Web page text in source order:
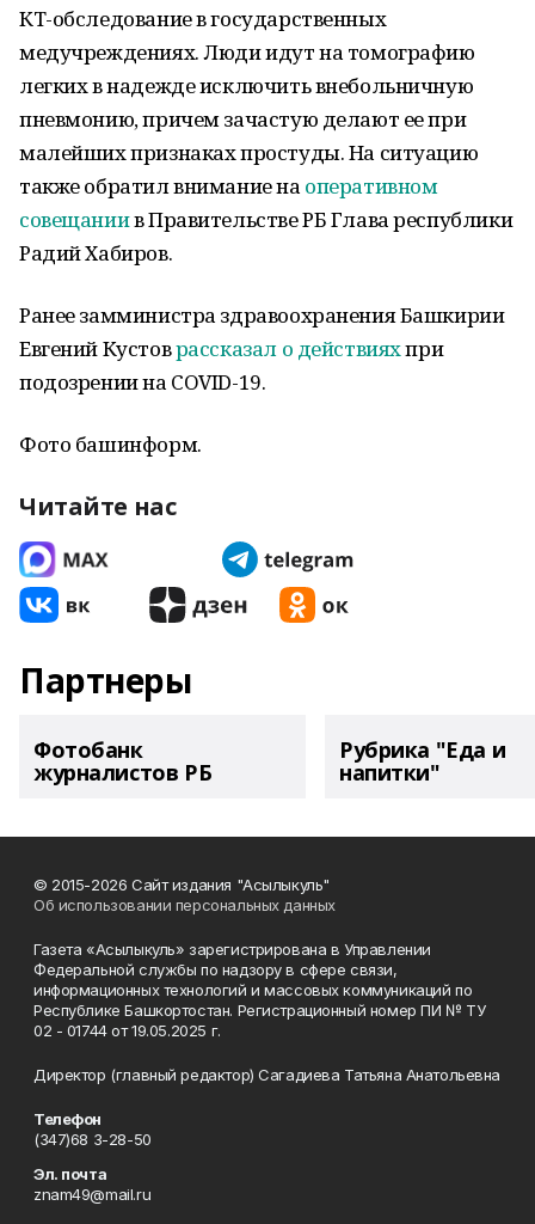
КТ-обследование в государственных
медучреждениях. Люди идут на томографию
легких в надежде исключить внебольничную
пневмонию, причем зачастую делают ее при
малейших признаках простуды. На ситуацию
также обратил внимание на оперативном
совещаниив Правительстве РБ Глава республики
Радий Хабиров.
Ранее замминистра здравоохранения Башкирии
Евгений Кустоврассказал о действияхпри
подозрении на COVID-19.
Фото башинформ.
Читайте нас
Партнеры
Фотобанк
журналистов РБ
Рубрика "Еда и
напитки"
© 2015-2026 Сайт издания "Асылыкуль"
Об использовании персональных данных
Газета «Асылыкуль» зарегистрирована в Управлении
Федеральной службы по надзору в сфере связи,
информационных технологий и массовых коммуникаций по
Республике Башкортостан. Регистрационный номер ПИ № ТУ
02 - 01744 от 19.05.2025 г.
Директор (главный редактор) Сагадиева Татьяна Анатольевна
Телефон
(347)68 3-28-50
Эл. почта
znam49@mail.ru